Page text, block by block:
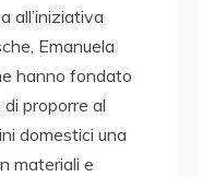
all’iniziativa
Emanuela
hanno fondato
proporre al
domestici una
materiali e